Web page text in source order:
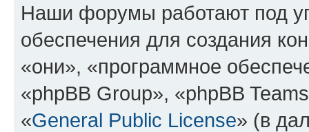
Наши форумы работают под
обеспечения для создания
«они», «программное
«phpBB Group», «phpBB
«General Public License» (в